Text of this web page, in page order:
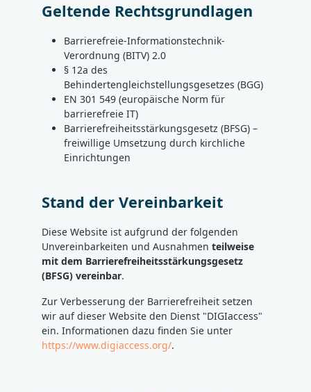
Geltende Rechtsgrundlagen
Barrierefreie-Informationstechnik-
Verordnung (BITV) 2.0
§ 12a des
Behindertengleichstellungsgesetzes (BGG)
EN 301 549 (europäische Norm für
barrierefreie IT)
Barrierefreiheitsstärkungsgesetz (BFSG) –
freiwillige Umsetzung durch kirchliche
Einrichtungen
Stand der Vereinbarkeit
Diese Website ist aufgrund der folgenden
Unvereinbarkeiten und Ausnahmen teilweise
mit dem Barrierefreiheitsstärkungsgesetz
(BFSG) vereinbar.
Zur Verbesserung der Barrierefreiheit setzen
wir auf dieser Website den Dienst "DIGIaccess"
ein. Informationen dazu finden Sie unter
https://www.digiaccess.org/.